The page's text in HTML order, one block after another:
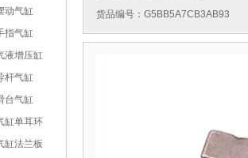
动气缸
指气缸
液增压缸
杆气缸
台气缸
缸单耳环
缸法兰板
货品编号：G5BB5A7CB3AB93